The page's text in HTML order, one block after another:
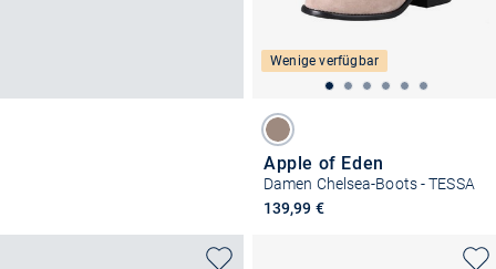
Wenige verfügbar
Apple of Eden
Damen Chelsea-Boots - TESSA
139,99 €